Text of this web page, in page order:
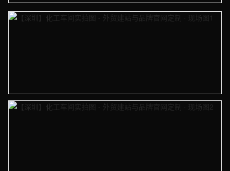
【深圳】化工车间实拍图 - 外贸建站与品牌官网定制 · 现场图1